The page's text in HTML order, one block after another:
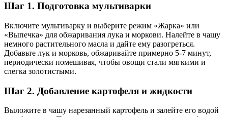
Шаг 1. Подготовка мультиварки
Включите мультиварку и выберите режим «Жарка» или
«Выпечка» для обжаривания лука и моркови. Налейте в чашу
немного растительного масла и дайте ему разогреться.
Добавьте лук и морковь, обжаривайте примерно 5-7 минут,
периодически помешивая, чтобы овощи стали мягкими и
слегка золотистыми.
Шаг 2. Добавление картофеля и жидкости
Выложите в чашу нарезанный картофель и залейте его водой